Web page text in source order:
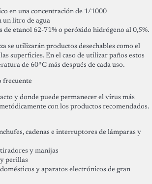
en una concentración de 1/1000
un litro de agua
de etanol 62-71% o peróxido hidrógeno al 0,5%.
se utilizarán productos desechables como el
superficies. En el caso de utilizar paños estos
de 60ºC más después de cada uso.
frecuente
y donde puede permanecer el virus más
con los productos recomendados.
cadenas e interruptores de lámparas y
y manijas
perillas
y aparatos electrónicos de gran